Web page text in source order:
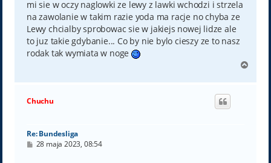
mi sie w oczy naglowki ze lewy z lawki wchodzi i strzela
na zawolanie w takim razie yoda ma racje no chyba ze
Lewy chcialby sprobowac sie w jakiejs nowej lidze ale
to juz takie gdybanie... Co by nie bylo cieszy ze to nasz
rodak tak wymiata w noge
g
Chuchu
Re: Bundesliga
P28 maja 2023, 08:54